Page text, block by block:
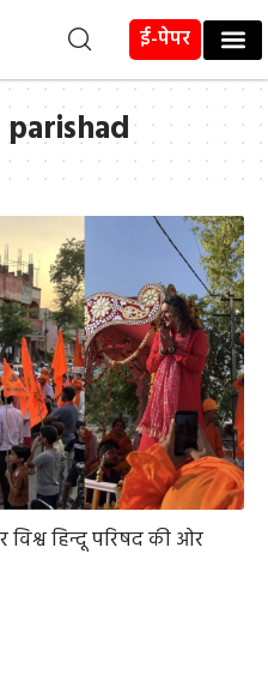
ई-पेपर
हिन्दू परिषद की ओर